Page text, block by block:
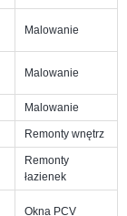
Malowanie
Malowanie
Malowanie
Remonty wnętrz
Remonty
łazienek
Okna PCV